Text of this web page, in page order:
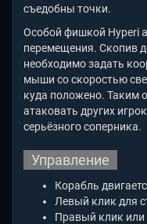
съедобны точки.
Особой фишкой Hyperi
перемещения. Скопив
необходимо задать
мыши со скоростью
куда положено. Таким
атаковать других
серьёзного соперника.
Управление
Корабль
Левый клик для
Правый клик или